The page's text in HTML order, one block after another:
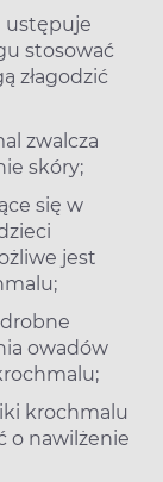
ustępuje
stosować
złagodzić
zwalcza
skóry;
się w
jest
owadów
krochmalu
o nawilżenie